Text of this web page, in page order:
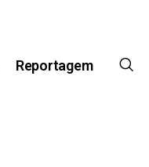
Reportagem